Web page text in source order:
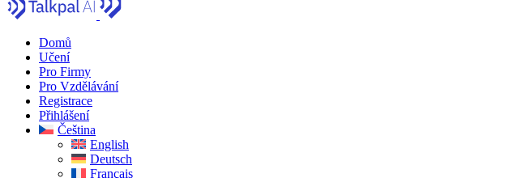
Domů
Učení
Pro Firmy
Pro Vzdělávání
Registrace
Přihlášení
Čeština
English
Deutsch
Français